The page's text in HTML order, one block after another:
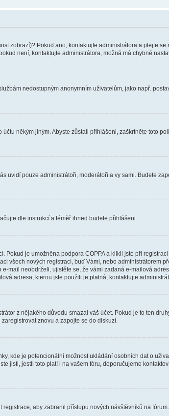
zobrazí)? Pokud ano, kontaktujte administrátora a ptejte se
není, kontaktujte administrátora, možná má chybné
nedostupným anonymním uživatelům, jako např.
někým jiným. Abyste zůstali přihlášeni, zaškrtněte toto
uvidí pouze administrátoři, moderátoři a vy sami. Budete
dle instrukcí a téměř ihned budete přihlášeni.
Pokud je umožněna podpora COPPA a klikli jste při
všech nových registrací, buď Vámi, nebo administrátorem
mail neobdrželi, ujistěte se, že vámi zadaná e-mailová
adresa, kterou jste použili je platná, kontaktujte
z nějakého důvodu smazal váš účet. Pokud je to ten
znovu a zapojte se do diskuzí.
kde je potencionální možnost ukládání osobních dat o
jisti, jestli toto platí i na vašem fóru, doporučujeme
aby zabranil přístupu nových návštěvníků na